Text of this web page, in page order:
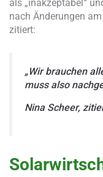
als „inakzeptabel“
nach Änderungen
zitiert:
„Wir brauchen
muss also
Nina Scheer,